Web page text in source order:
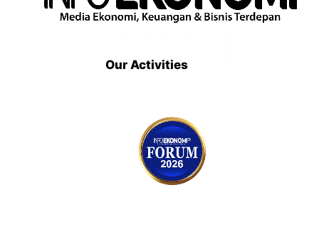
Our Activities